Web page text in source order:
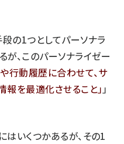
の1つとしてパーソナラ
、このパーソナライゼー
行動履歴に合わせて、サ
報を最適化させること 」
いくつかあるが、その1